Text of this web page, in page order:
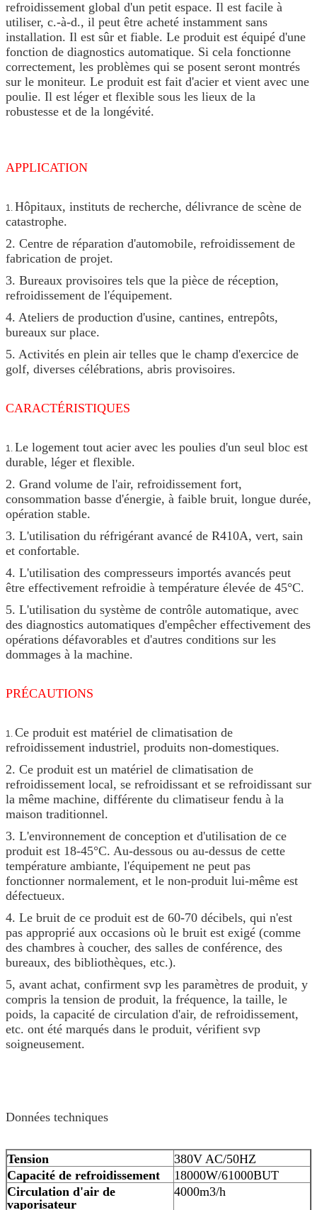
refroidissement global d'un petit espace. Il est facile à
utiliser, c.-à-d., il peut être acheté instamment sans
installation. Il est sûr et fiable. Le produit est équipé d'une
fonction de diagnostics automatique. Si cela fonctionne
correctement, les problèmes qui se posent seront montrés
sur le moniteur. Le produit est fait d'acier et vient avec une
poulie. Il est léger et flexible sous les lieux de la
robustesse et de la longévité.
APPLICATION
1. Hôpitaux, instituts de recherche, délivrance de scène de
catastrophe.
2. Centre de réparation d'automobile, refroidissement de
fabrication de projet.
3. Bureaux provisoires tels que la pièce de réception,
refroidissement de l'équipement.
4. Ateliers de production d'usine, cantines, entrepôts,
bureaux sur place.
5. Activités en plein air telles que le champ d'exercice de
golf, diverses célébrations, abris provisoires.
CARACTÉRISTIQUES
1. Le logement tout acier avec les poulies d'un seul bloc est
durable, léger et flexible.
2. Grand volume de l'air, refroidissement fort,
consommation basse d'énergie, à faible bruit, longue durée,
opération stable.
3. L'utilisation du réfrigérant avancé de R410A, vert, sain
et confortable.
4. L'utilisation des compresseurs importés avancés peut
être effectivement refroidie à température élevée de 45°C.
5. L'utilisation du système de contrôle automatique, avec
des diagnostics automatiques d'empêcher effectivement des
opérations défavorables et d'autres conditions sur les
dommages à la machine.
PRÉCAUTIONS
1. Ce produit est matériel de climatisation de
refroidissement industriel, produits non-domestiques.
2. Ce produit est un matériel de climatisation de
refroidissement local, se refroidissant et se refroidissant sur
la même machine, différente du climatiseur fendu à la
maison traditionnel.
3. L'environnement de conception et d'utilisation de ce
produit est 18-45°C. Au-dessous ou au-dessus de cette
température ambiante, l'équipement ne peut pas
fonctionner normalement, et le non-produit lui-même est
défectueux.
4. Le bruit de ce produit est de 60-70 décibels, qui n'est
pas approprié aux occasions où le bruit est exigé (comme
des chambres à coucher, des salles de conférence, des
bureaux, des bibliothèques, etc.).
5, avant achat, confirment svp les paramètres de produit, y
compris la tension de produit, la fréquence, la taille, le
poids, la capacité de circulation d'air, de refroidissement,
etc. ont été marqués dans le produit, vérifient svp
soigneusement.
Données techniques
Tension
380V AC/50HZ
Capacité de refroidissement
18000W/61000BUT
Circulation d'air de
vaporisateur
4000m3/h